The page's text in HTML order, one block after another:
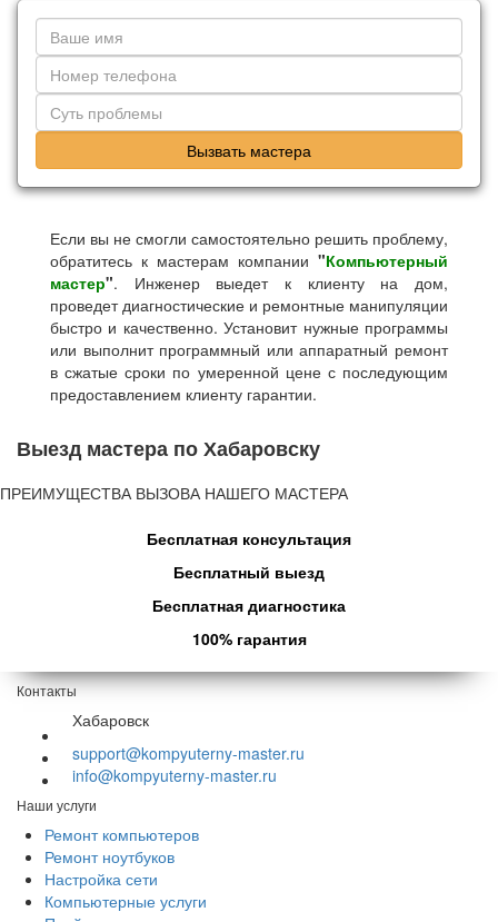
Вызвать мастера
Если вы не смогли самостоятельно решить проблему,
обратитесь к мастерам компании "Компьютерный
мастер". Инженер выедет к клиенту на дом,
проведет диагностические и ремонтные манипуляции
быстро и качественно. Установит нужные программы
или выполнит программный или аппаратный ремонт
в сжатые сроки по умеренной цене с последующим
предоставлением клиенту гарантии.
Выезд мастера по Хабаровску
ПРЕИМУЩЕСТВА ВЫЗОВА НАШЕГО МАСТЕРА
Бесплатная консультация
Бесплатный выезд
Бесплатная диагностика
100% гарантия
Контакты
Хабаровск
support@kompyuterny-master.ru
info@kompyuterny-master.ru
Наши услуги
Ремонт компьютеров
Ремонт ноутбуков
Настройка сети
Компьютерные услуги